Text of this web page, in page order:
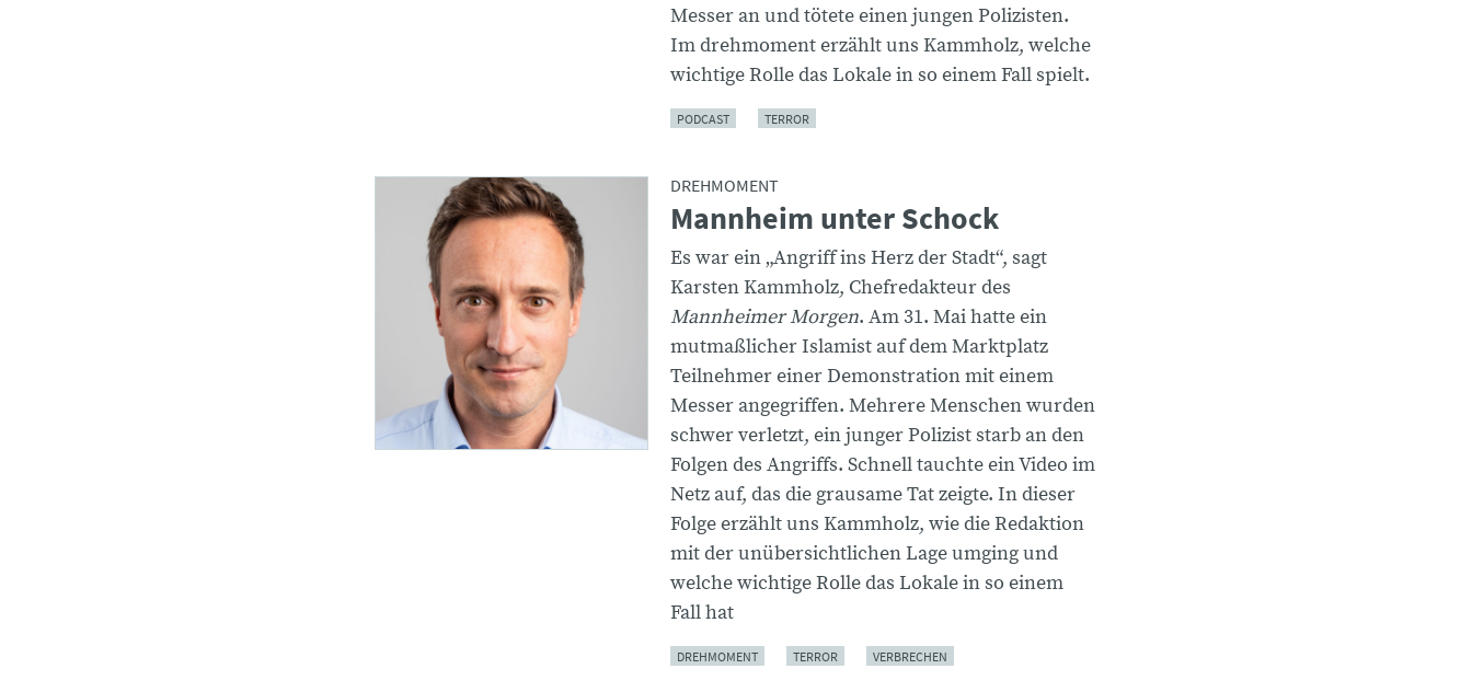
Messer an und tötete einen jungen Polizisten.
Im drehmoment erzählt uns Kammholz, welche
wichtige Rolle das Lokale in so einem Fall spielt.
PODCAST TERROR
DREHMOMENT
Mannheim unter Schock
Es war ein „Angriff ins Herz der Stadt“, sagt
Karsten Kammholz, Chefredakteur des
Mannheimer Morgen. Am 31. Mai hatte ein
mutmaßlicher Islamist auf dem Marktplatz
Teilnehmer einer Demonstration mit einem
Messer angegriffen. Mehrere Menschen wurden
schwer verletzt, ein junger Polizist starb an den
Folgen des Angriffs. Schnell tauchte ein Video im
Netz auf, das die grausame Tat zeigte. In dieser
Folge erzählt uns Kammholz, wie die Redaktion
mit der unübersichtlichen Lage umging und
welche wichtige Rolle das Lokale in so einem
Fall hat
DREHMOMENT TERROR VERBRECHEN